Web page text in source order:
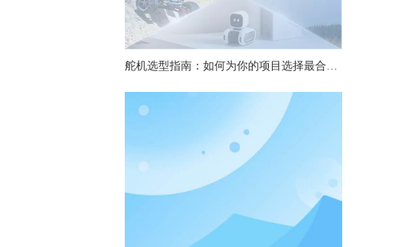
舵机选型指南：如何为你的项目选择最合适的舵机